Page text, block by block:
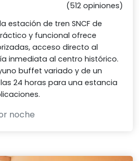
(512 opiniones)
estación de tren SNCF de
y funcional ofrece
acceso directo al
inmediata al centro histórico.
buffet variado y de un
24 horas para una estancia
noche